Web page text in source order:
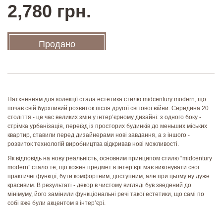
2,780 грн.
Продано
Натхненням для колекції стала естетика стилю midcentury modern, що
почав свій бурхливий розвиток після другої світової війни. Середина 20
століття - це час великих змін у інтер’єрному дизайні: з одного боку -
стрімка урбанізація, переїзд із просторих будинків до меньших міських
квартир, ставили перед дизайнерами нові завдання, а з іншого -
розвиток технологій виробництва відкривав нові можливості.
Як відповідь на нову реальність, основним принципом стилю “midcentury
modern” стало те, що кожен предмет в інтер’єрі має виконувати свої
практичні функції, бути комфортним, доступним, але при цьому ну дуже
красивим. В результаті - декор в чистому вигляді був зведений до
мінімуму, його замінили функціональні речі такої естетики, що самі по
собі вже були акцентом в інтер’єрі.